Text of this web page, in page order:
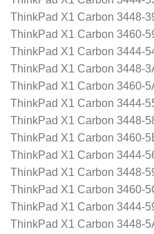
ThinkPad X1 Carbon 3448-
ThinkPad X1 Carbon 3460-
ThinkPad X1 Carbon 3444-
ThinkPad X1 Carbon 3448-
ThinkPad X1 Carbon 3460-
ThinkPad X1 Carbon 3444-
ThinkPad X1 Carbon 3448-
ThinkPad X1 Carbon 3460-
ThinkPad X1 Carbon 3444-
ThinkPad X1 Carbon 3448-
ThinkPad X1 Carbon 3460-
ThinkPad X1 Carbon 3444-
ThinkPad X1 Carbon 3448-